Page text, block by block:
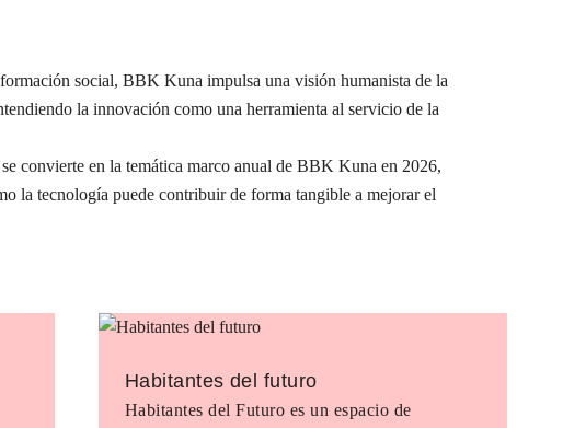
social, BBK Kuna impulsa una visión humanista de la
la innovación como una herramienta al servicio de la
convierte en la temática marco anual de BBK Kuna en 2026,
la tecnología puede contribuir de forma tangible a mejorar el
Habitantes del futuro
Habitantes del Futuro es un espacio de